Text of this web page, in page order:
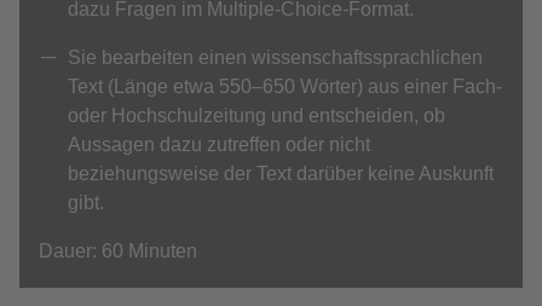
dazu Fragen im Multiple-Choice-Format.
Sie bearbeiten einen wissenschaftssprachlichen
Text (Länge etwa 550–650 Wörter) aus einer Fach-
oder Hochschulzeitung und entscheiden, ob
Aussagen dazu zutreffen oder nicht
beziehungsweise der Text darüber keine Auskunft
gibt.
Dauer: 60 Minuten